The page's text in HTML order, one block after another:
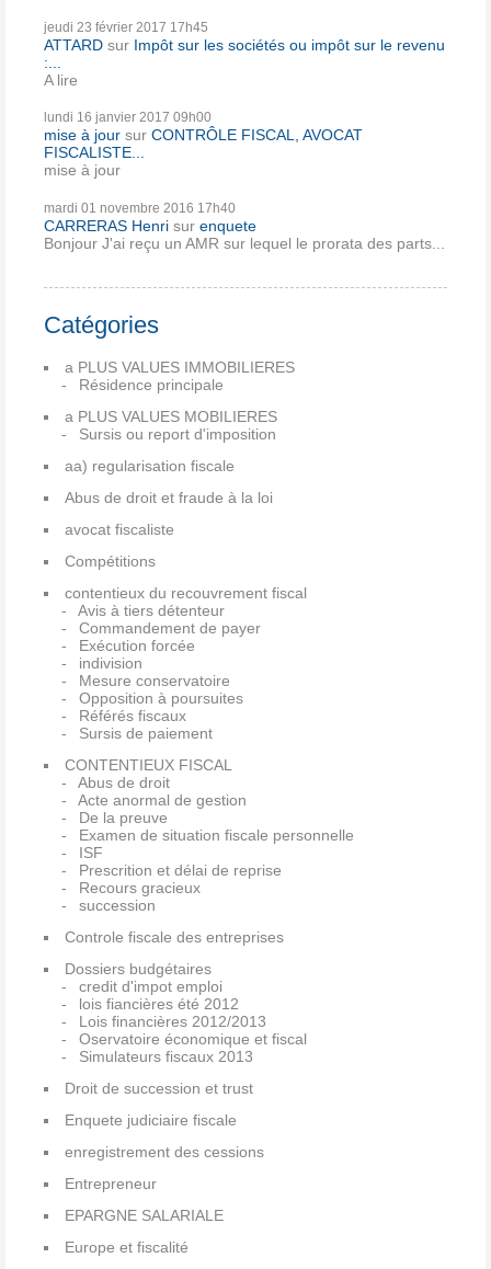
jeudi 23 février 2017 17h45
ATTARD sur Impôt sur les sociétés ou impôt sur le revenu
:...
A lire
lundi 16 janvier 2017 09h00
mise à jour sur CONTRÔLE FISCAL, AVOCAT
FISCALISTE...
mise à jour
mardi 01 novembre 2016 17h40
CARRERAS Henri sur enquete
Bonjour J'ai reçu un AMR sur lequel le prorata des parts...
Catégories
a PLUS VALUES IMMOBILIERES
Résidence principale
a PLUS VALUES MOBILIERES
Sursis ou report d'imposition
aa) regularisation fiscale
Abus de droit et fraude à la loi
avocat fiscaliste
Compétitions
contentieux du recouvrement fiscal
Avis à tiers détenteur
Commandement de payer
Exécution forcée
indivision
Mesure conservatoire
Opposition à poursuites
Référés fiscaux
Sursis de paiement
CONTENTIEUX FISCAL
Abus de droit
Acte anormal de gestion
De la preuve
Examen de situation fiscale personnelle
ISF
Prescrition et délai de reprise
Recours gracieux
succession
Controle fiscale des entreprises
Dossiers budgétaires
credit d'impot emploi
lois fiancières été 2012
Lois financières 2012/2013
Oservatoire économique et fiscal
Simulateurs fiscaux 2013
Droit de succession et trust
Enquete judiciaire fiscale
enregistrement des cessions
Entrepreneur
EPARGNE SALARIALE
Europe et fiscalité